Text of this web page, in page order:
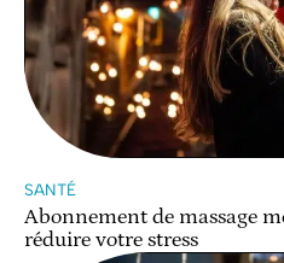
SANTÉ
Abonnement de massage
réduire votre stress